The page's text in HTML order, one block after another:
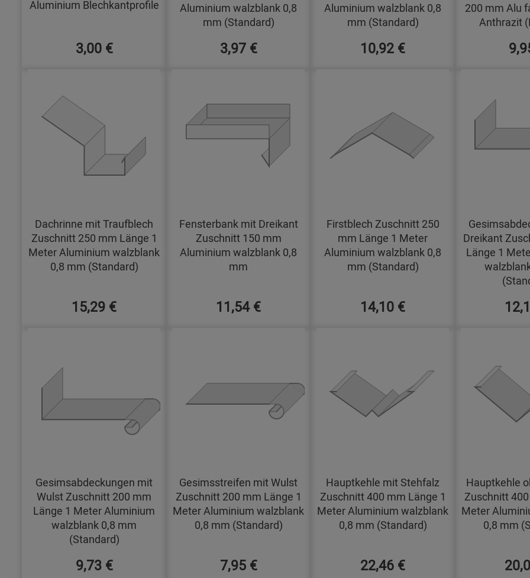
Aluminium Blechkantprofile
3,00 €
Aluminium walzblank 0,8
mm (Standard)
3,97 €
Aluminium walzblank 0,8
mm (Standard)
10,92 €
200 mm Alu
Anthrazit
Dachrinne mit Traufblech
Zuschnitt 250 mm Länge 1
Meter Aluminium walzblank
0,8 mm (Standard)
15,29 €
Fensterbank mit Dreikant
Zuschnitt 150 mm
Aluminium walzblank 0,8
mm
11,54 €
Firstblech Zuschnitt 250
mm Länge 1 Meter
Aluminium walzblank 0,8
mm (Standard)
14,10 €
Dreikant
Länge 1
Gesimsabdeckungen mit
Wulst Zuschnitt 200 mm
Länge 1 Meter Aluminium
walzblank 0,8 mm
(Standard)
9,73 €
Gesimsstreifen mit Wulst
Zuschnitt 200 mm Länge 1
Meter Aluminium walzblank
0,8 mm (Standard)
7,95 €
Hauptkehle mit Stehfalz
Zuschnitt 400 mm Länge 1
Meter Aluminium walzblank
0,8 mm (Standard)
22,46 €
Hauptkehle
Zuschnitt
Meter
0,8 mm